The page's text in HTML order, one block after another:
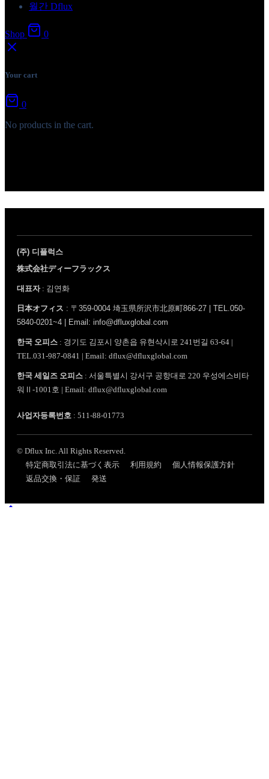
월간 Dflux
Shop 0
Your cart
0
No products in the cart.
(주) 디플럭스
株式会社ディーフラックス
대표자: 김연화
日本オフィス : 〒359-0004 埼玉県所沢市北原町866-27 | TEL.050-
5840-0201~4 | Email: info@dfluxglobal.com
한국 오피스 : 경기도 김포시 양촌읍 유현삭시로 241번길 63-64 |
TEL.031-987-0841 | Email: dflux@dfluxglobal.com
한국 세일즈 오피스 : 서울특별시 강서구 공항대로 220 우성에스비타
워Ⅱ-1001호 | Email: dflux@dfluxglobal.com
사업자등록번호 : 511-88-01773
© Dflux Inc. All Rights Reserved.
特定商取引法に基づく表示
利用規約
個人情報保護方針
返品交換・保証
発送